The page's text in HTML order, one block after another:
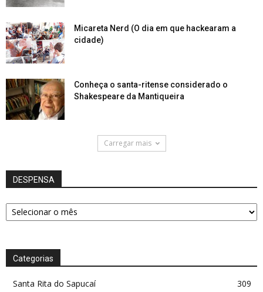
Micareta Nerd (O dia em que hackearam a
cidade)
Conheça o santa-ritense considerado o
Shakespeare da Mantiqueira
Carregar mais
DESPENSA
DESPENSA
Categorias
Santa Rita do Sapucaí
309